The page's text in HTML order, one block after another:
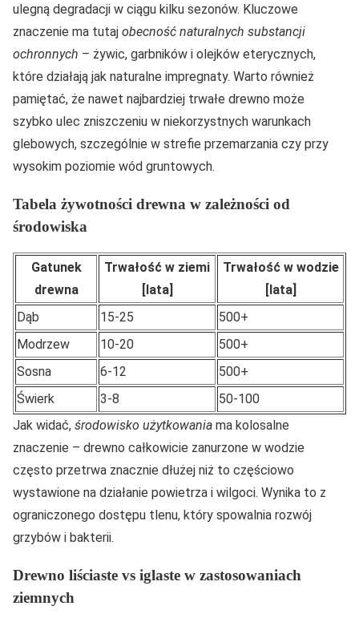
ulegną degradacji w ciągu kilku sezonów. Kluczowe
znaczenie ma tutaj obecność naturalnych substancji
ochronnych – żywic, garbników i olejków eterycznych,
które działają jak naturalne impregnaty. Warto również
pamiętać, że nawet najbardziej trwałe drewno może
szybko ulec zniszczeniu w niekorzystnych warunkach
glebowych, szczególnie w strefie przemarzania czy przy
wysokim poziomie wód gruntowych.
Tabela żywotności drewna w zależności od
środowiska
Gatunek
drewna
Trwałość w ziemi
[lata]
Trwałość w wodzie
[lata]
Dąb
15-25
500+
Modrzew
10-20
500+
Sosna
6-12
500+
Świerk
3-8
50-100
Jak widać, środowisko użytkowania ma kolosalne
znaczenie – drewno całkowicie zanurzone w wodzie
często przetrwa znacznie dłużej niż to częściowo
wystawione na działanie powietrza i wilgoci. Wynika to z
ograniczonego dostępu tlenu, który spowalnia rozwój
grzybów i bakterii.
Drewno liściaste vs iglaste w zastosowaniach
ziemnych